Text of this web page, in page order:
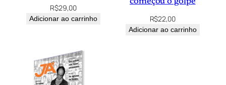
R$29,00
Adicionar ao carrinho R$22,00
Adicionar ao carrinho